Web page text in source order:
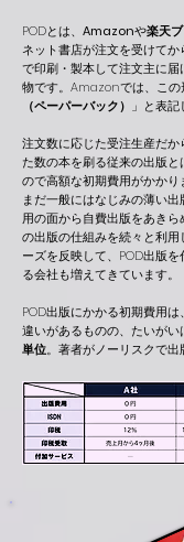
PODとは、 Amazonや楽天
ネット書店が注文を受けて
で印刷・製本して注文主に
物です。Amazonでは、この
（ペーパーバック）
」と表
注文数に応じた受注生産だか
た数の本を刷る従来の出版
ので高額な初期費用がかかり
まだ一般にはなじみの薄い
用の面から自費出版をあき
の出版の仕組みを続々と利
ーズを反映して、POD出版
る会社も増えてきています。
POD出版にかかる初期費用
違いがあるものの、たいがい
単位。著者がノーリスクで出